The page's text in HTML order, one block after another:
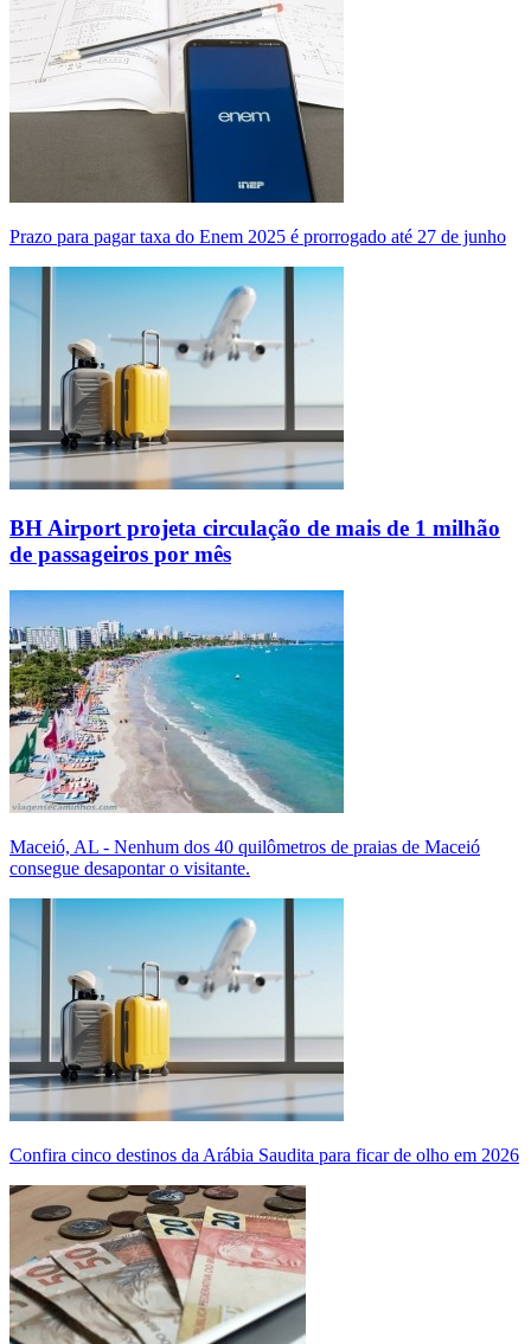
Prazo para pagar taxa do Enem 2025 é prorrogado até 27 de junho
BH Airport projeta circulação de mais de 1 milhão
de passageiros por mês
Maceió, AL - Nenhum dos 40 quilômetros de praias de Maceió
consegue desapontar o visitante.
Confira cinco destinos da Arábia Saudita para ficar de olho em 2026